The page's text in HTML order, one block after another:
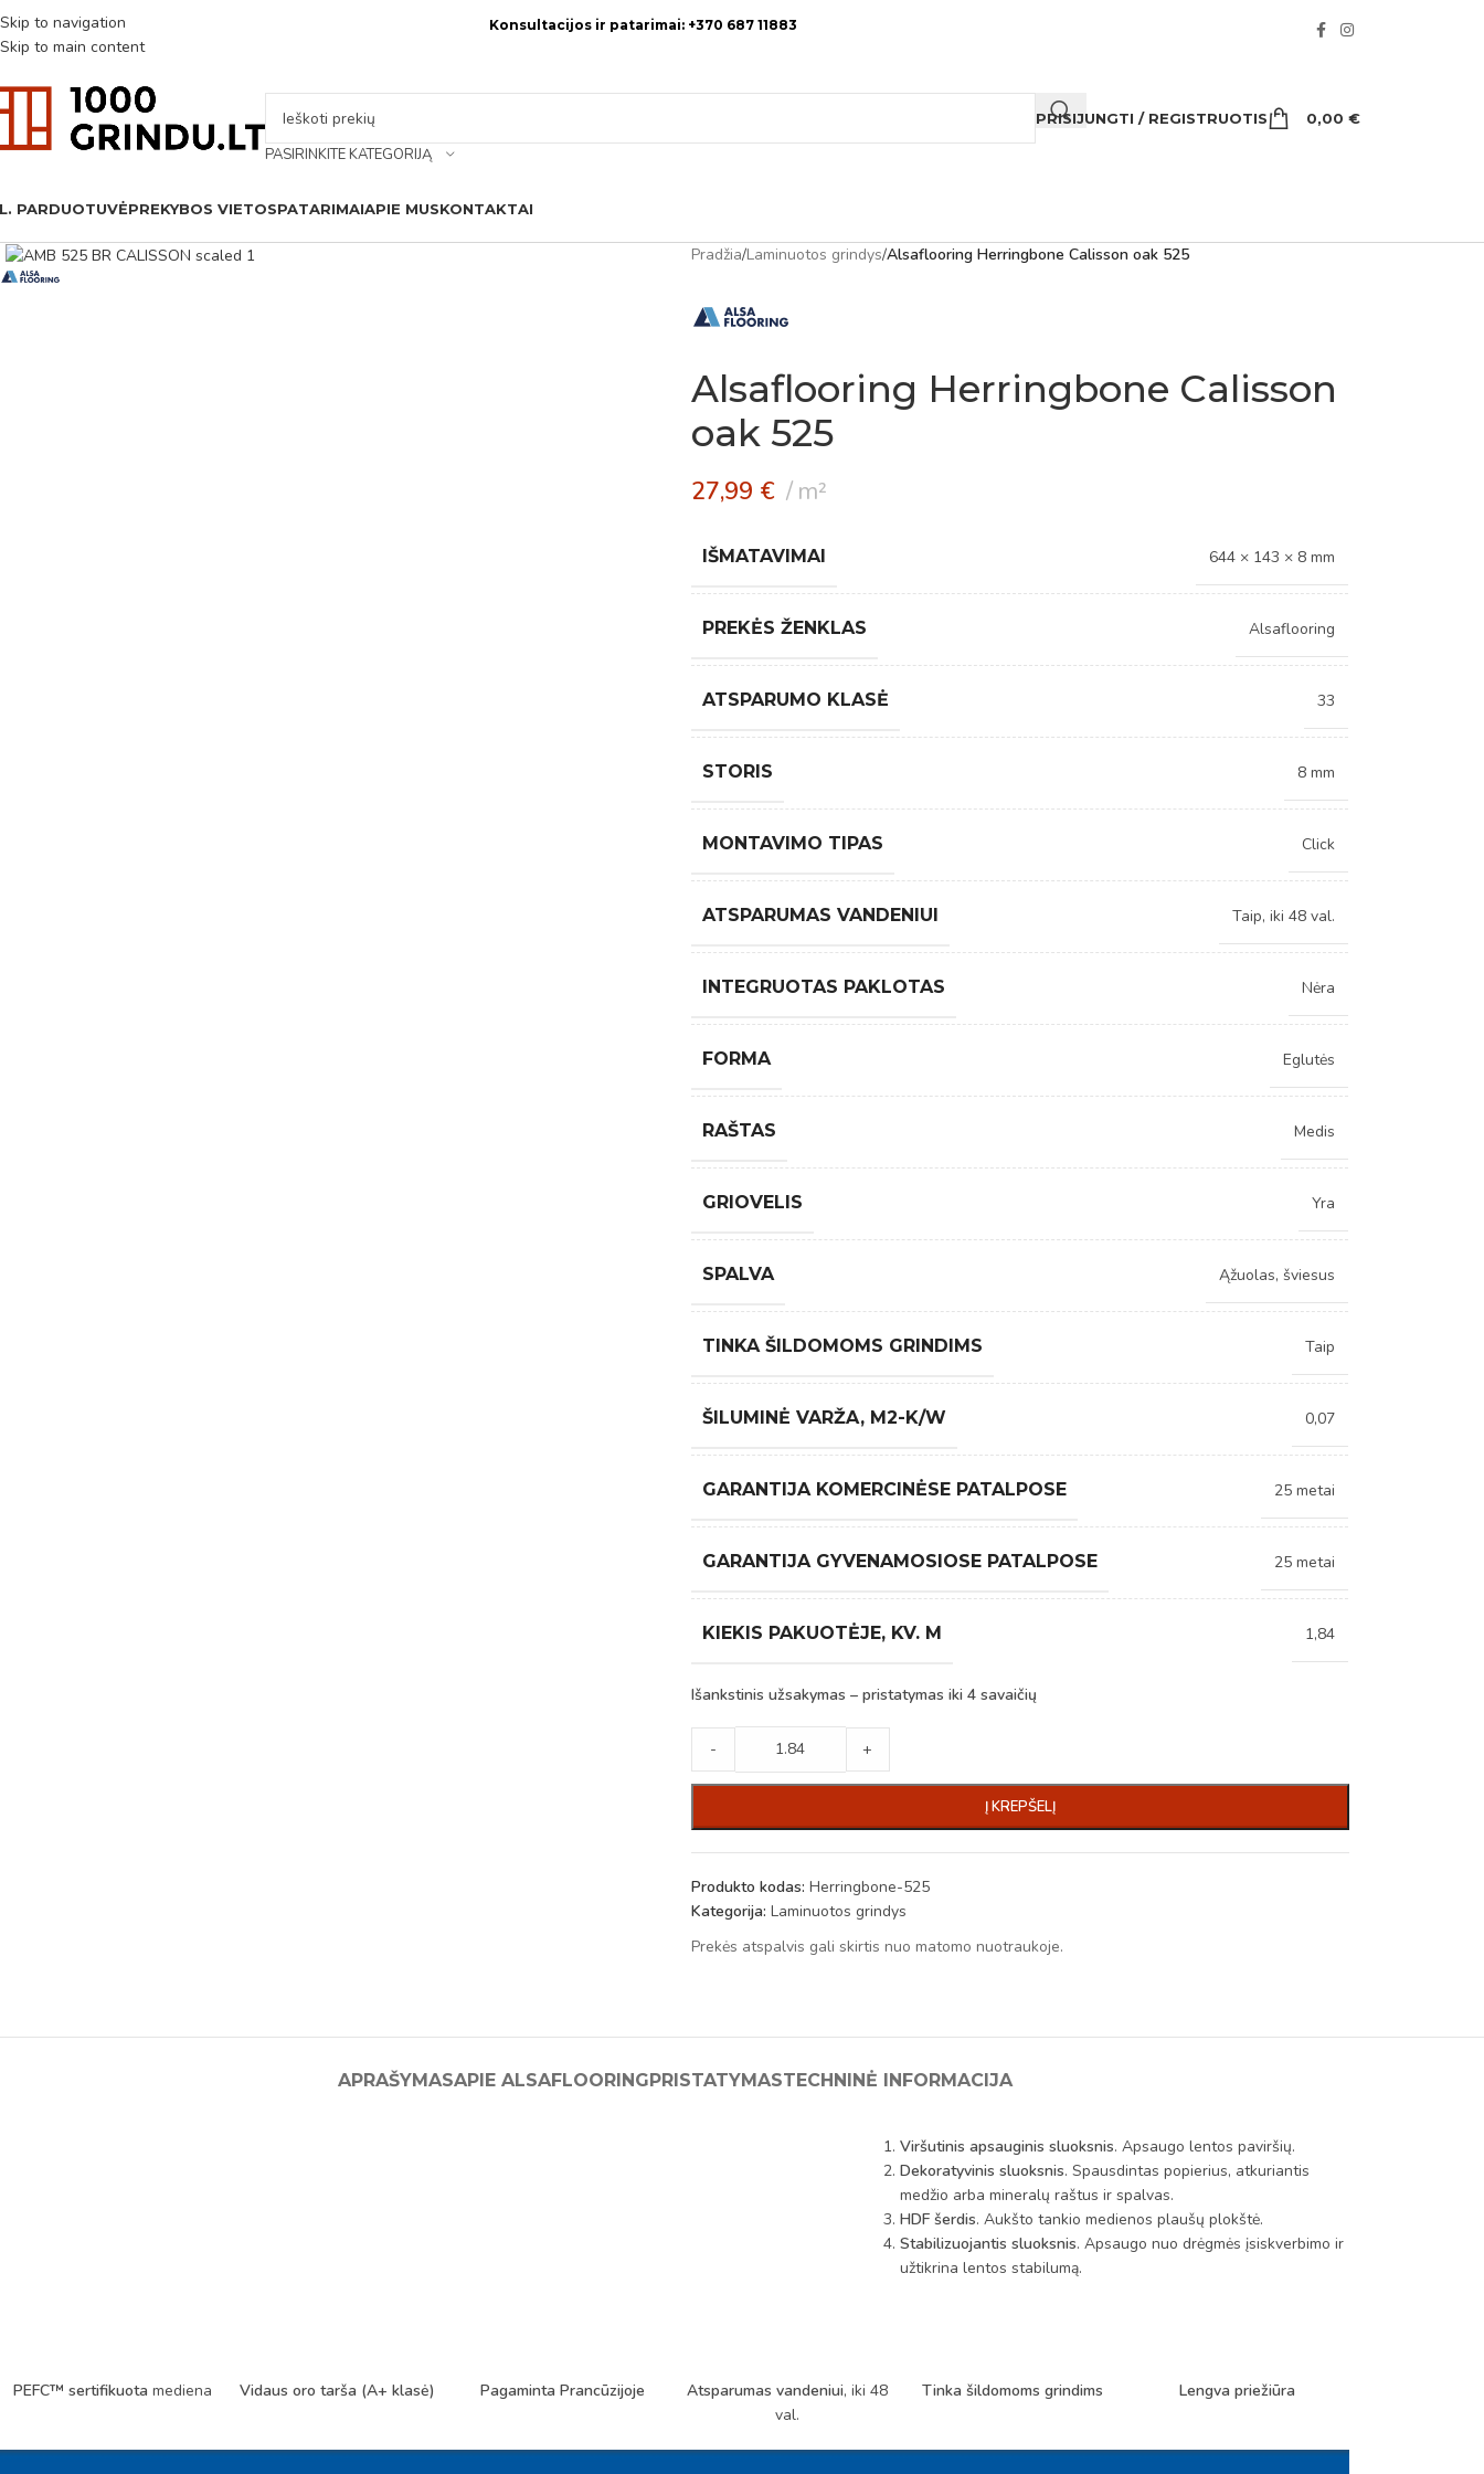
Skip to navigation
Skip to main content
Konsultacijos ir patarimai: +370 687 11883
PASIRINKITE KATEGORIJĄ
PRISIJUNGTI / REGISTRUOTIS 0,00 €
PARDUOTUVĖPREKYBOS VIETOSPATARIMAIAPIE MUSKONTAKTAI
Pradžia/Laminuotos grindys/Alsaflooring Herringbone Calisson oak 525
Alsaflooring Herringbone Calisson
oak 525
27,99 € m²
IŠMATAVIMAI 644 × 143 × 8 mm
PREKĖS ŽENKLAS Alsaflooring
ATSPARUMO KLASĖ 33
STORIS 8 mm
MONTAVIMO TIPAS Click
ATSPARUMAS VANDENIUI Taip, iki 48 val.
INTEGRUOTAS PAKLOTAS Nėra
FORMA Eglutės
RAŠTAS Medis
GRIOVELIS Yra
SPALVA Ąžuolas, šviesus
TINKA ŠILDOMOMS GRINDIMS Taip
ŠILUMINĖ VARŽA, M2-K/W 0,07
GARANTIJA KOMERCINĖSE PATALPOSE 25 metai
GARANTIJA GYVENAMOSIOSE PATALPOSE 25 metai
KIEKIS PAKUOTĖJE, KV. M 1,84
Išankstinis užsakymas – pristatymas iki 4 savaičių
- +
Į KREPŠELĮ
Produkto kodas: Herringbone-525
Kategorija: Laminuotos grindys
Prekės atspalvis gali skirtis nuo matomo nuotraukoje.
APRAŠYMASAPIE ALSAFLOORINGPRISTATYMASTECHNINĖ INFORMACIJA
Viršutinis apsauginis sluoksnis. Apsaugo lentos paviršių.
Dekoratyvinis sluoksnis. Spausdintas popierius, atkuriantis
medžio arba mineralų raštus ir spalvas.
HDF šerdis. Aukšto tankio medienos plaušų plokštė.
Stabilizuojantis sluoksnis. Apsaugo nuo drėgmės įsiskverbimo ir
užtikrina lentos stabilumą.
PEFC™ sertifikuota mediena Vidaus oro tarša (A+ klasė) Pagaminta Prancūzijoje Atsparumas vandeniui, iki 48
val.
Tinka šildomoms grindims Lengva priežiūra